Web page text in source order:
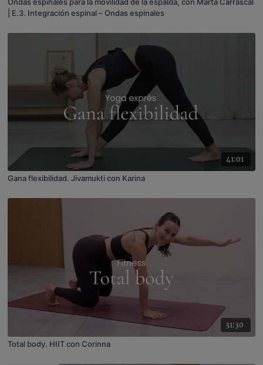
| E.3. Integración espinal – Ondas espinales
41:01
Gana flexibilidad. Jivamukti con Karina
31:30
Total body. HIIT con Corinna